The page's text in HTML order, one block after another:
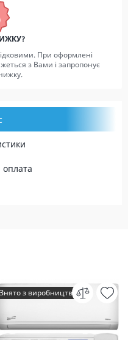
При оформлені
з Вами і запропонує
оплата
Знято з виробництва